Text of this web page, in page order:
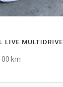
LIVE MULTIDRIVE
km